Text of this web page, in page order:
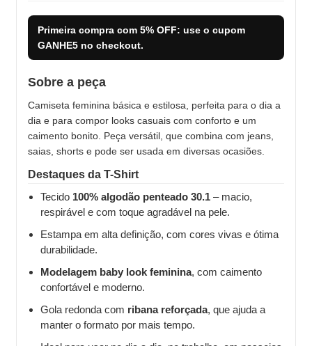
Primeira compra com 5% OFF: use o cupom
GANHE5 no checkout.
Sobre a peça
Camiseta feminina básica e estilosa, perfeita para o dia a
dia e para compor looks casuais com conforto e um
caimento bonito. Peça versátil, que combina com jeans,
saias, shorts e pode ser usada em diversas ocasiões.
Destaques da T-Shirt
Tecido 100% algodão penteado 30.1 – macio,
respirável e com toque agradável na pele.
Estampa em alta definição, com cores vivas e ótima
durabilidade.
Modelagem baby look feminina, com caimento
confortável e moderno.
Gola redonda com ribana reforçada, que ajuda a
manter o formato por mais tempo.